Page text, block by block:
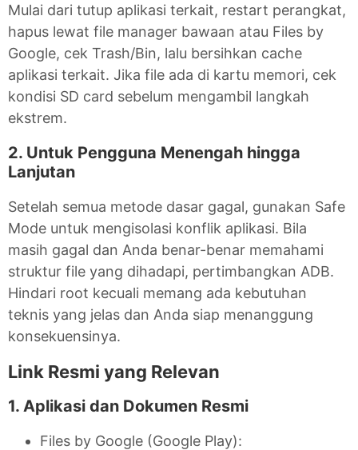
Mulai dari tutup aplikasi terkait, restart perangkat,
hapus lewat file manager bawaan atau Files by
Google, cek Trash/Bin, lalu bersihkan cache
aplikasi terkait. Jika file ada di kartu memori, cek
kondisi SD card sebelum mengambil langkah
ekstrem.
2. Untuk Pengguna Menengah hingga
Lanjutan
Setelah semua metode dasar gagal, gunakan Safe
Mode untuk mengisolasi konflik aplikasi. Bila
masih gagal dan Anda benar-benar memahami
struktur file yang dihadapi, pertimbangkan ADB.
Hindari root kecuali memang ada kebutuhan
teknis yang jelas dan Anda siap menanggung
konsekuensinya.
Link Resmi yang Relevan
1. Aplikasi dan Dokumen Resmi
Files by Google (Google Play):